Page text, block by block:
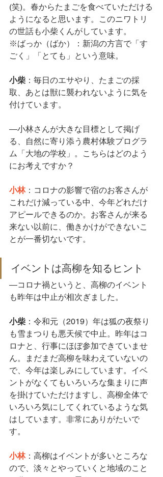
(笑)。春からたまごを食べていただける
ようになると思います。このニワトリ
の世話も小柴くんがしています。
※ばっか（ばか）：新潟の方言で「す
ごく」「とても」という意味。
小柴 ：毎日のエサやり、たまごの採
取、あとは獣に襲われないように気を
付けています。
―小林さんが大きな目標として掲げ
る、自然に寄り添う農村体験プログラ
ム「大地の学校」。こちらはどのよう
にお考えですか？
小林：コロナの影響で宿のお客さんが
これだけ減っている中、今年どれだけ
アピールできるのか。お客さんが来る
来ない以前に、働きかけができないこ
とが一番切ないです。
イベントは高柳を知るヒント
―コロナ禍というと、高柳のイベント
も昨年は中止が相次ぎました。
小柴 ：令和元（2019）年は狐の夜祭り
も雪まつりも悪天候で中止。昨年はコ
ロナと、行事にほぼ参加できていませ
ん。まだまだ高柳を味わえていないの
で、今年は楽しみにしています。イベ
ントがなくてもいろいろな集まりに声
を掛けていただけますし、高柳全体で
いろいろ気にしてくれているような気
はしています。非常にありがたいで
す。
小林：高柳はイベントが多いところな
ので、淡々とやっていくと地域のこと